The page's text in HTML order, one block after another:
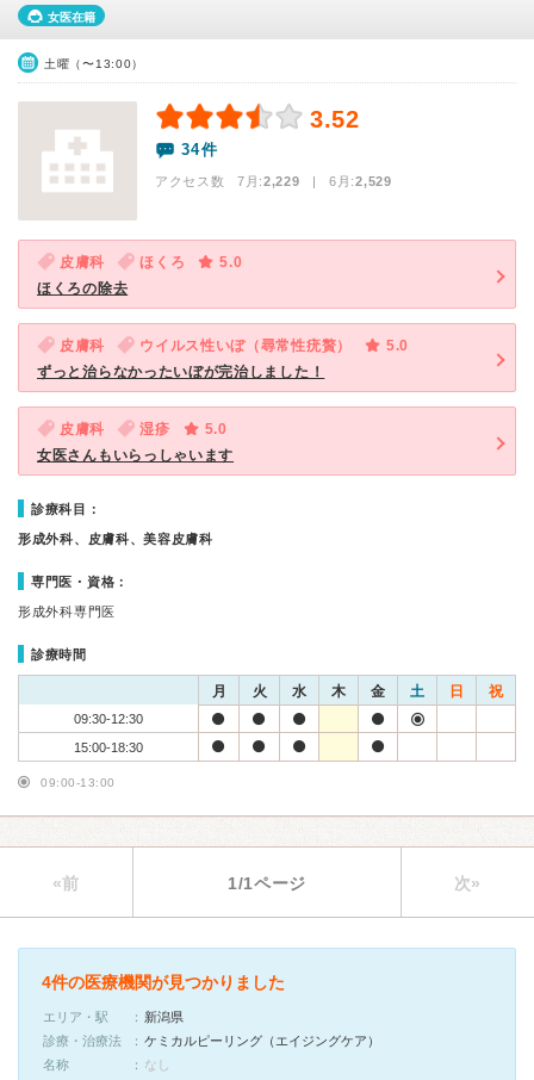
女医在籍
土曜（〜13:00）
3.52
34件
アクセス数 7月:2,229 | 6月:2,529
皮膚科 ほくろ
5.0
ほくろの除去
皮膚科 ウイルス性いぼ（尋常性疣贅）
5.0
ずっと治らなかったいぼが完治しました！
皮膚科 湿疹
5.0
女医さんもいらっしゃいます
診療科目：
形成外科、皮膚科、美容皮膚科
専門医・資格：
形成外科専門医
診療時間
月 火 水 木 金 土 日 祝
09:30-12:30
15:00-18:30
09:00-13:00
«前 1/1ページ 次»
4件の医療機関が見つかりました
エリア・駅
新潟県
診療・治療法
ケミカルピーリング（エイジングケア）
名称
なし